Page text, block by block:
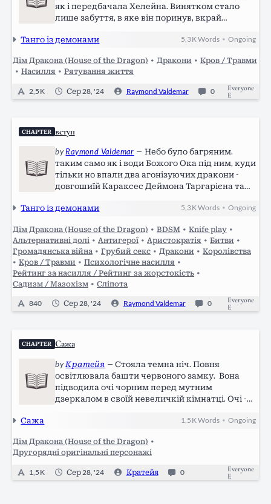
як і передбачала Хелейна. Винятком стало
лише забуття, в яке він поринув, вкрай
бачити лише своє минуле. *** Сір Рікард Торн
після…
Танго із демонами 5,3 KWords •Ongoing
Дім Дракона (House of the Dragon) • Дракони • Кров / Травми
• Насилля • Рятування життя
2,5 K Сер 28, '24 Raymond Valdemar 0
Everyone
E
CHAPTER вступ
byRaymond Valdemar — Небо було багряним.
таким само як і води Божого Ока під ним, куди
тільки но впали два агонізуючих дракони -
довгошиїй Караксес Деймона Таргарієна та
хвилин вирували хвилі на місці падіння, аж
Танго із демонами 5,3 KWords •Ongoing
Дім Дракона (House of the Dragon) • BDSM • Knife play •
Альтернативні долі • Антигерої • Аристократія • Битви •
Громадянська війна • Грубий секс • Дракони • Королівства
• Кров / Травми • Психологічне насилля •
Рейтинг за насилля / Рейтинг за жорстокість •
Садизм / Мазохізм • Сліпота
840 Сер 28, '24 Raymond Valdemar 0
Everyone
E
CHAPTER Сажа
byКратейя — Стояла темна ніч. Повня
освітлювала башти червоного замку. Вона
підводила очі чорним перед мутним
дзеркалом в своїй невеличкій кімнатці. Очі -
частина обличчя була закрита безліччу
поєдинках на…
Сажа 1,5 KWords •Ongoing
Дім Дракона (House of the Dragon) •
Другорядні оригінальні персонажі
1,5 K Сер 28, '24 Кратейя 0
Everyone
E